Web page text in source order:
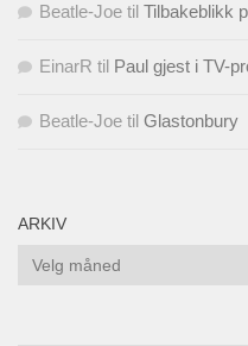
Beatle-Joe til Tilbakeblikk
EinarR til Paul gjest i TV-
Beatle-Joe til Glastonbury
ARKIV
Arkiv